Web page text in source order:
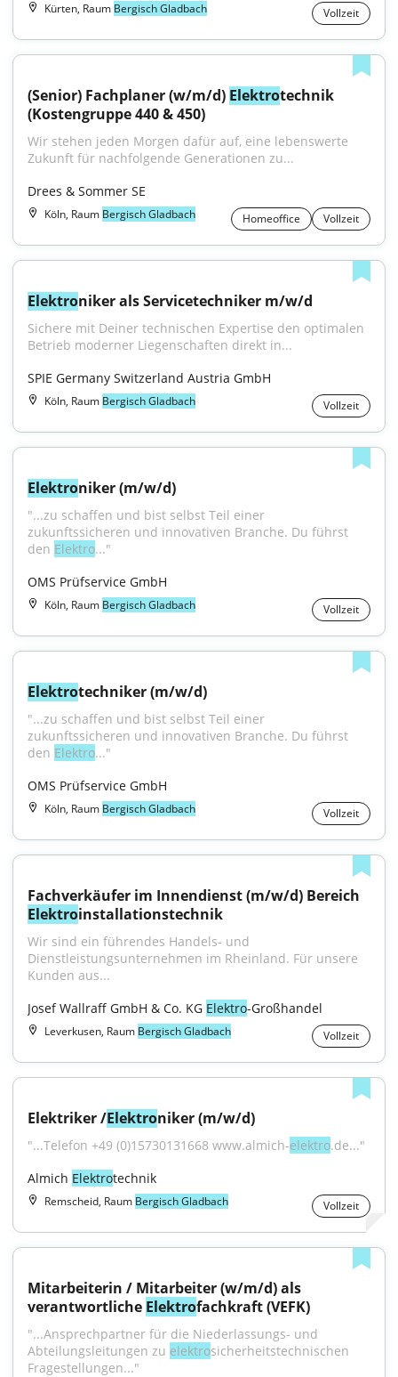
Kürten, Raum Bergisch Gladbach Vollzeit
(Senior) Fachplaner (w/m/d) Elektrotechnik
(Kostengruppe 440 & 450)
Wir stehen jeden Morgen dafür auf, eine lebenswerte
Zukunft für nachfolgende Generationen zu...
Drees & Sommer SE
Köln, Raum Bergisch Gladbach Homeoffice Vollzeit
Elektroniker als Servicetechniker m/w/d
Sichere mit Deiner technischen Expertise den optimalen
Betrieb moderner Liegenschaften direkt in...
SPIE Germany Switzerland Austria GmbH
Köln, Raum Bergisch Gladbach Vollzeit
Elektroniker (m/w/d)
"...zu schaffen und bist selbst Teil einer
zukunftssicheren und innovativen Branche. Du führst
den Elektro..."
OMS Prüfservice GmbH
Köln, Raum Bergisch Gladbach Vollzeit
Elektrotechniker (m/w/d)
"...zu schaffen und bist selbst Teil einer
zukunftssicheren und innovativen Branche. Du führst
den Elektro..."
OMS Prüfservice GmbH
Köln, Raum Bergisch Gladbach Vollzeit
Elektroinstallationstechnik
Wir sind ein führendes Handels- und
Dienstleistungsunternehmen im Rheinland. Für unsere
Kunden aus...
Josef Wallraff GmbH & Co. KG Elektro-Großhandel
Leverkusen, Raum Bergisch Gladbach Vollzeit
Elektriker /Elektroniker (m/w/d)
"...Telefon +49 (0)15730131668 www.almich-elektro.de..."
Almich Elektrotechnik
Remscheid, Raum Bergisch Gladbach Vollzeit
Mitarbeiterin / Mitarbeiter (w/m/d) als
verantwortliche Elektrofachkraft (VEFK)
"...Ansprechpartner für die Niederlassungs- und
Abteilungsleitungen zu elektro­sicherheits­technischen
Fragestellungen..."